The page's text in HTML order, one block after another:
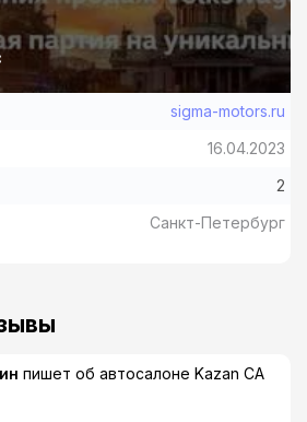
sigma-motors.ru
16.04.2023
2
Санкт-Петербург
пишет об автосалоне Kazan CA